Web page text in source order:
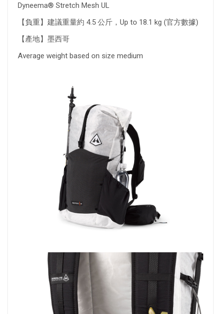
Dyneema® Stretch Mesh UL
【負重】建議重量約 4.5 公斤，Up to 18.1 kg (官方數據)
【產地】墨西哥
Average weight based on size medium